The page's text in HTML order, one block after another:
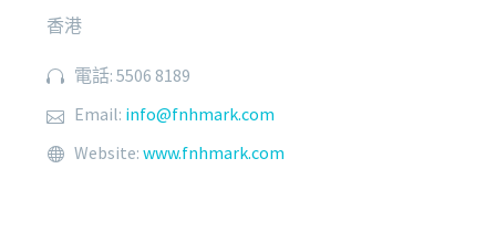
香港
電話: 5506 8189
Email: info@fnhmark.com
Website: www.fnhmark.com